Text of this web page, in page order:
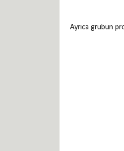
Ayrıca grubun